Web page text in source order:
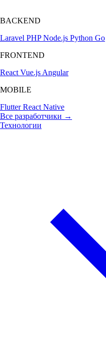
BACKEND
Laravel PHPNode.js Python Go
FRONTEND
React Vue.js Angular
MOBILE
FlutterReact Native
Все разработчики →
Технологии